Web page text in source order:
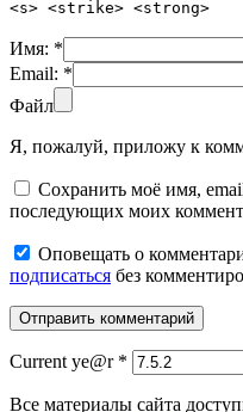
<s> <strike> <strong>
Имя: *
Email: *
Файл
Я, пожалуй, приложу к
Сохранить моё имя,
последующих моих
Оповещать о
подписаться без
Current ye@r *
Все материалы сайта